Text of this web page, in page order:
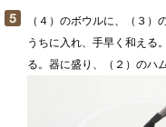
（４）のボウルに、（３
うちに入れ、手早く和える
る。器に盛り、（２）のハ